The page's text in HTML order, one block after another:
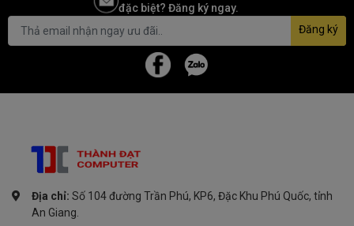
đặc biệt? Đăng ký ngay.
Đăng ký
Địa chỉ: Số 104 đường Trần Phú, KP6, Đặc Khu Phú Quốc, tỉnh
An Giang.